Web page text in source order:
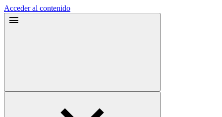
Acceder al contenido